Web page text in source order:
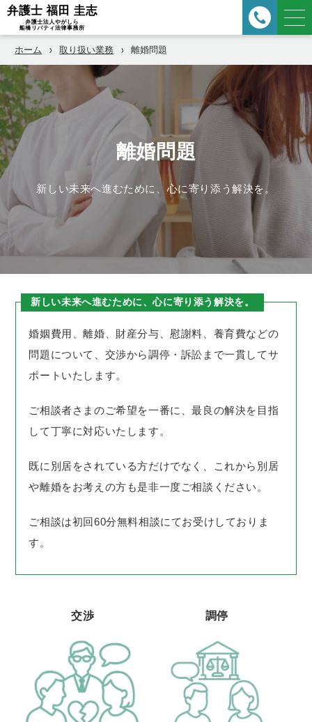
ホーム 取り扱い業務 離婚問題
離婚問題
新しい未来へ進むために、心に寄り添う解決を。
新しい未来へ進むために、心に寄り添う解決を。
婚姻費用、離婚、財産分与、慰謝料、養育費などの
問題について、交渉から調停・訴訟まで一貫してサ
ポートいたします。
ご相談者さまのご希望を一番に、最良の解決を目指
して丁寧に対応いたします。
既に別居をされている方だけでなく、これから別居
や離婚をお考えの方も是非一度ご相談ください。
ご相談は初回60分無料相談にてお受けしておりま
す。
交渉 調停